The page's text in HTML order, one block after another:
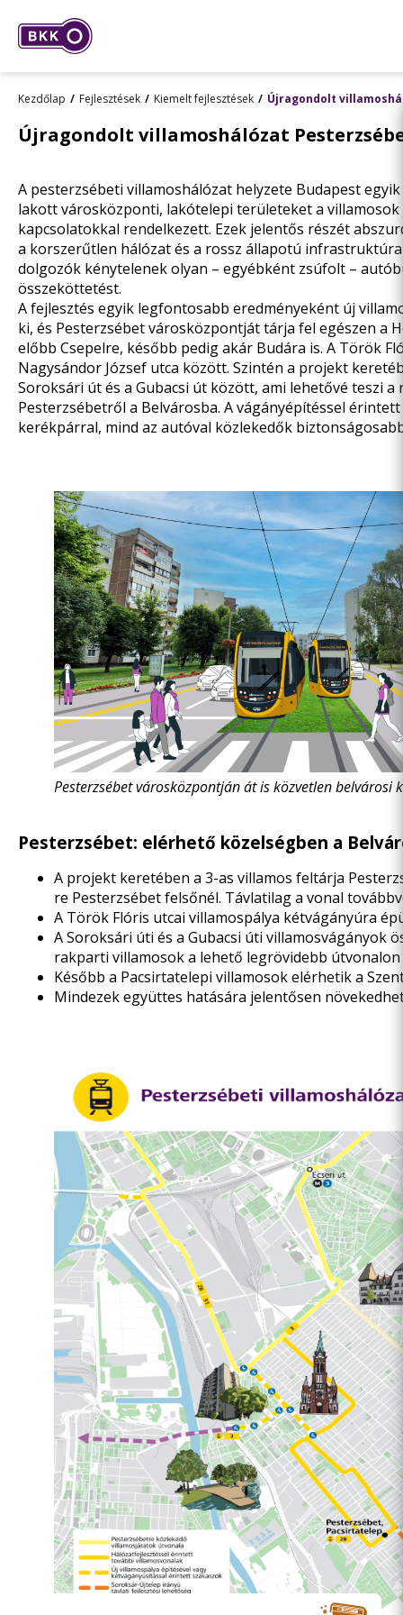
Kezdőlap Fejlesztések Kiemelt fejlesztések Újragondolt
Újragondolt villamoshálózat
A pesterzsébeti villamoshálózat helyzete Budapest
lakott városközponti, lakótelepi területeket a
kapcsolatokkal rendelkezett. Ezek jelentős részét
a korszerűtlen hálózat és a rossz állapotú
dolgozók kénytelenek olyan – egyébként zsúfolt –
összeköttetést.
A fejlesztés egyik legfontosabb eredményeként új
ki, és Pesterzsébet városközpontját tárja fel egészen a
előbb Csepelre, később pedig akár Budára is. A Török
Nagysándor József utca között. Szintén a projekt
Soroksári út és a Gubacsi út között, ami lehetővé teszi
Pesterzsébetről a Belvárosba. A vágányépítéssel
kerékpárral, mind az autóval közlekedők
Pesterzsébet városközpontján át is közvetlen
Pesterzsébet: elérhető közelségben a
A projekt keretében a 3-as villamos feltárja
re Pesterzsébet felsőnél. Távlatilag a vonal
A Török Flóris utcai villamospálya kétvágányúra
A Soroksári úti és a Gubacsi úti villamosvágányok
rakparti villamosok a lehető legrövidebb
Később a Pacsirtatelepi villamosok elérhetik a
Mindezek együttes hatására jelentősen